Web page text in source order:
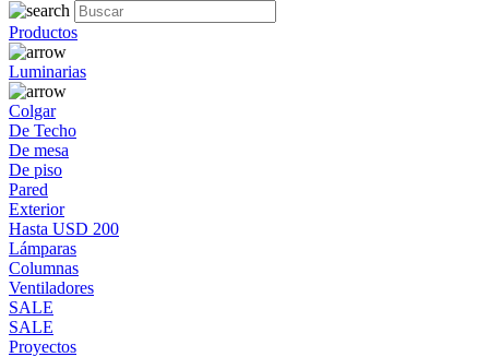
Productos
Luminarias
Colgar
De Techo
De mesa
De piso
Pared
Exterior
Hasta USD 200
Lámparas
Columnas
Ventiladores
SALE
SALE
Proyectos